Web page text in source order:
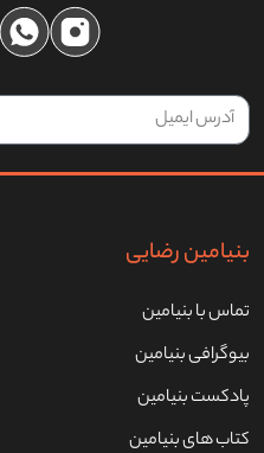
بنیامین رضایی
تماس با بنیامین
بیوگرافی بنیامین
پادکست بنیامین
کتاب های بنیامین